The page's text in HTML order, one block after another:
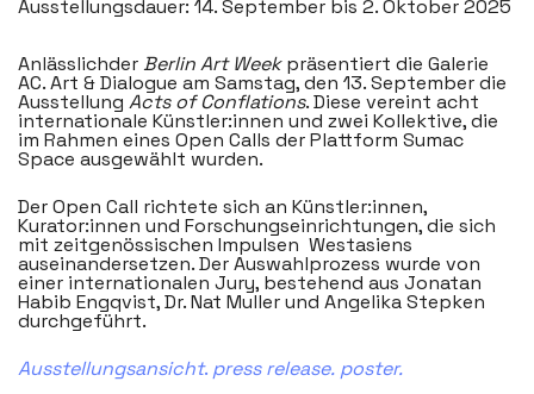
Ausstellungsdauer: 14. September bis 2. Oktober 2025
AnlässlichderBerlin Art Weekpräsentiert die Galerie
AC. Art & Dialogue am Samstag, den 13. September die
Ausstellung Acts of Conflations. Diese vereint acht
internationale Künstler:innen und zwei Kollektive, die
im Rahmen eines Open Calls der Plattform Sumac
Space ausgewählt wurden.
Der Open Call richtete sich an Künstler:innen,
Kurator:innen und Forschungseinrichtungen, die sich
mit zeitgenössischen Impulsen Westasiens
auseinandersetzen. Der Auswahlprozess wurde von
einer internationalen Jury, bestehend aus Jonatan
Habib Engqvist, Dr. Nat Muller und Angelika Stepken
durchgeführt.
Ausstellungsansicht. press release. poster.